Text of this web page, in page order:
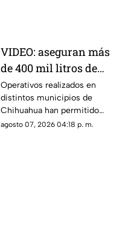
VIDEO: aseguran más
de 400 mil litros de
combustible
presuntamente ilegal
en Chihuahua
Operativos realizados en
distintos municipios de
Chihuahua han permitido
asegurar más de 400 mil litros
agosto 07, 2026 04:18 p. m.